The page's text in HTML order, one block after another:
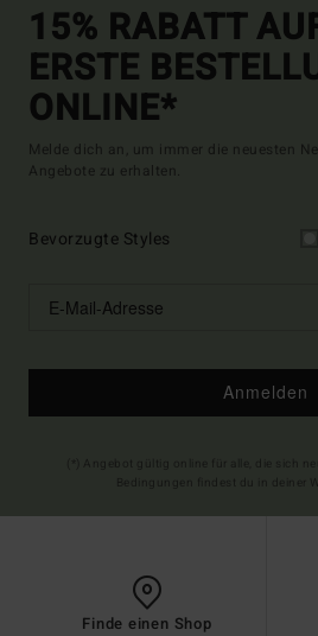
15% RABATT
ERSTE
ONLINE*
Melde dich an, um immer die neuesten
Angebote zu erhalten.
Bevorzugte Styles
Anmelden
Finde einen Shop